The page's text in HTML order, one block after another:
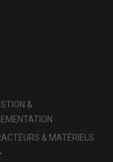
&
& MATÉRIELS